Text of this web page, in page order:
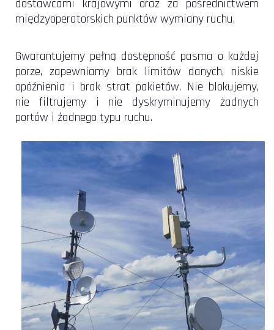
dostawcami krajowymi oraz za pośrednictwem
międzyoperatorskich punktów wymiany ruchu.
Gwarantujemy pełną dostępność pasma o każdej
porze, zapewniamy brak limitów danych, niskie
opóźnienia i brak strat pakietów. Nie blokujemy,
nie filtrujemy i nie dyskryminujemy żadnych
portów i żadnego typu ruchu.